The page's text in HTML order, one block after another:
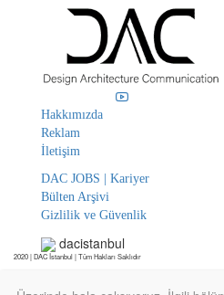
Hakkımızda
Reklam
İletişim
DAC JOBS | Kariyer
Bülten Arşivi
Gizlilik ve Güvenlik
dacistanbul
2020 | DAC İstanbul | Tüm Hakları Saklıdır